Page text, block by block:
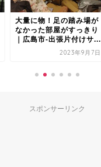
大量に物！足の踏み場が
なかった部屋がすっきり
｜広島市-出張片付けサ...
2023年9月7日
スポンサーリンク